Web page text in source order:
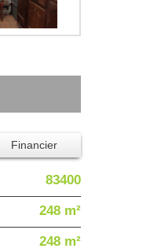
Financier
83400
248 m²
248 m²